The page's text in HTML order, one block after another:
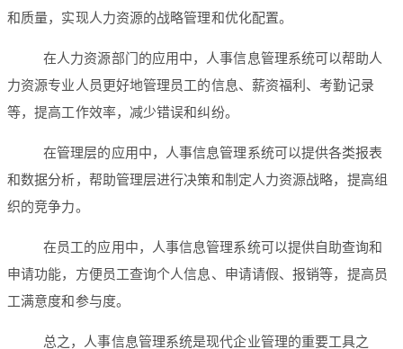
和质量，实现人力资源的战略管理和优化配置。
在人力资源部门的应用中，人事信息管理系统可以帮助人
力资源专业人员更好地管理员工的信息、薪资福利、考勤记录
等，提高工作效率，减少错误和纠纷。
在管理层的应用中，人事信息管理系统可以提供各类报表
和数据分析，帮助管理层进行决策和制定人力资源战略，提高组
织的竞争力。
在员工的应用中，人事信息管理系统可以提供自助查询和
申请功能，方便员工查询个人信息、申请请假、报销等，提高员
工满意度和参与度。
总之，人事信息管理系统是现代企业管理的重要工具之